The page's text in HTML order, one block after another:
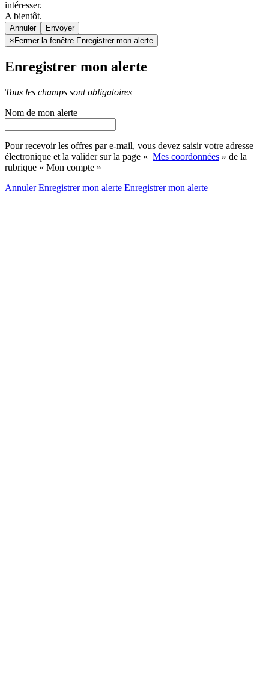
intéresser.
A bientôt.
Annuler
× Fermer la fenêtre Enregistrer mon alerte
Enregistrer mon alerte
Tous les champs sont obligatoires
Nom de mon alerte
Pour recevoir les offres par e-mail, vous devez saisir votre adresse
électronique et la valider sur la page « Mes coordonnées » de la
rubrique « Mon compte »
AnnulerEnregistrer mon alerte Enregistrermon alerte